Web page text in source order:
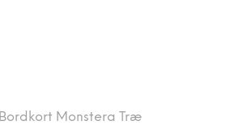
Bordkort Monstera Træ